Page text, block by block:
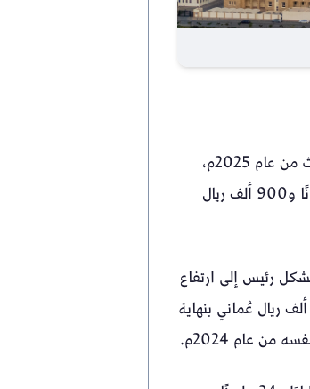
سجّل الناتج المحلي الإجمالي لسلطنة عُمان بالأسعار الثابتة نموًا بنسبة 2 بالمائة في الربع الثالث من عام 2025م،
ليبلغ بسعر السوق 9 مليارات و911 مليونًا و200 ألف ريال عُماني مقارنةً بـ 9 مليارات و712 مليونًا و900 ألف ريال
رئيس إلى ارتفاع
القيمة المضافة للأنشطة غير النفطية بنسبة 2 بالمائة، مسجلةً 7 مليارات و303 ملايين و200 ألف ريال عُماني بنهاية